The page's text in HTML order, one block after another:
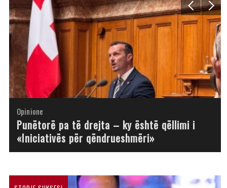
Opinione
Opinione
Punëtorë pa të drejta – ky është qëllimi i
«Iniciativës për qëndrueshmëri»
Opinione
Opinione
Opinione
Opinione
Opinione
Opinione